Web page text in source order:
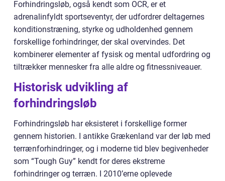
Forhindringsløb, også kendt som OCR, er et
adrenalinfyldt sportseventyr, der udfordrer deltagernes
konditionstræning, styrke og udholdenhed gennem
forskellige forhindringer, der skal overvindes. Det
kombinerer elementer af fysisk og mental udfordring og
tiltrækker mennesker fra alle aldre og fitnessniveauer.
Historisk udvikling af
forhindringsløb
Forhindringsløb har eksisteret i forskellige former
gennem historien. I antikke Grækenland var der løb med
terrænforhindringer, og i moderne tid blev begivenheder
som “Tough Guy” kendt for deres ekstreme
forhindringer og terræn. I 2010’erne oplevede